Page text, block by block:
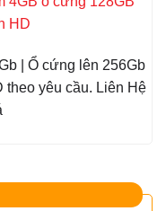
HD
| Ổ cứng lên 256Gb
theo yêu cầu. Liên Hệ